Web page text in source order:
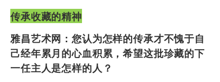
传承收藏的精神
雅昌艺术网：您认为怎样的传承才不愧于自
己经年累月的心血积累，希望这批珍藏的下
一任主人是怎样的人？